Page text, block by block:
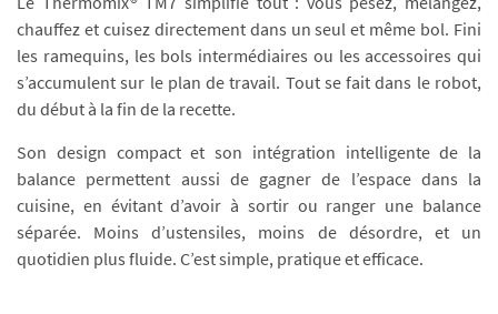
chauffez et cuisez directement dans un seul et même bol. Fini
les ramequins, les bols intermédiaires ou les accessoires qui
s’accumulent sur le plan de travail. Tout se fait dans le robot,
du début à la fin de la recette.
Son design compact et son intégration intelligente de la
balance permettent aussi de gagner de l’espace dans la
cuisine, en évitant d’avoir à sortir ou ranger une balance
séparée. Moins d’ustensiles, moins de désordre, et un
quotidien plus fluide. C’est simple, pratique et efficace.